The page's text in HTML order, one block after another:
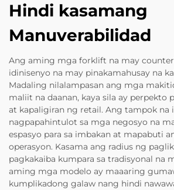
Hindi kasamang
Manuverabilidad
Ang aming mga forklift na may
idinisenyo na may pinakamahusay na
Madaling nilalampasan ang mga
maliit na daanan, kaya sila ay perpekto
at kapaligiran ng retail. Ang tampok na
nagpapahintulot sa mga negosyo na
espasyo para sa imbakan at mapabuti
operasyon. Kasama ang radius ng
pagkakaiba kumpara sa tradisyonal na
aming mga modelo ay maaaring
kumplikadong galaw nang hindi